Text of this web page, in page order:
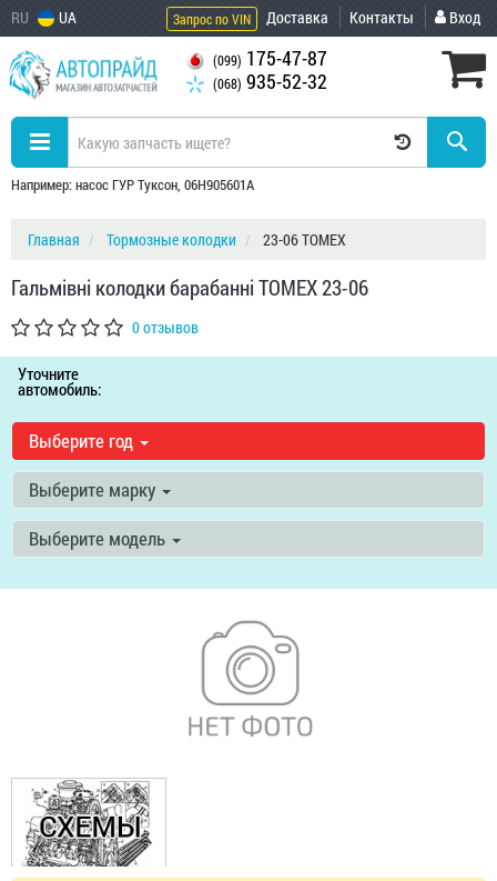
RU UA Запрос по VIN Доставка Контакты Вход
(099) 175-47-87
(068) 935-52-32
Например: насос ГУР Туксон, 06H905601A
Главная Тормозные колодки 23-06 TOMEX
Гальмiвнi колодки барабаннi TOMEX 23-06
0 отзывов
Уточните
автомобиль:
Выберите год
Выберите марку
Выберите модель